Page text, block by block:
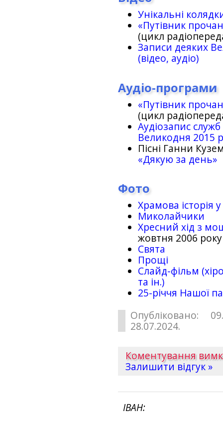
Унікальні
«Путівник
(цикл
Записи деяких
(відео, аудіо)
Аудіо-програми
«Путівник
(цикл
Аудіозапис
Великодня 2015
Пісні Ганни
«Дякую за день»
Фото
Храмова історія
Миколайчики
Хресний хід з
жовтня 2006 року
Свята
Прощі
Слайд-фільм
та ін.)
25-рiччя Нашої
Опубліковано:
28.07.2024.
Коментування
Залишити відгук »
ІВАН